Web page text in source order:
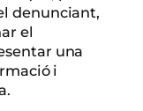
denunciant,
el
una
i